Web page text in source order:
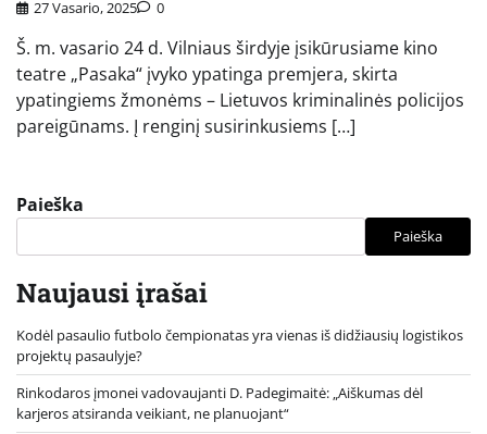
27 Vasario, 2025 0
Š. m. vasario 24 d. Vilniaus širdyje įsikūrusiame kino
teatre „Pasaka“ įvyko ypatinga premjera, skirta
ypatingiems žmonėms – Lietuvos kriminalinės policijos
pareigūnams. Į renginį susirinkusiems […]
Paieška
Paieška
Naujausi įrašai
Kodėl pasaulio futbolo čempionatas yra vienas iš didžiausių logistikos
projektų pasaulyje?
Rinkodaros įmonei vadovaujanti D. Padegimaitė: „Aiškumas dėl
karjeros atsiranda veikiant, ne planuojant“